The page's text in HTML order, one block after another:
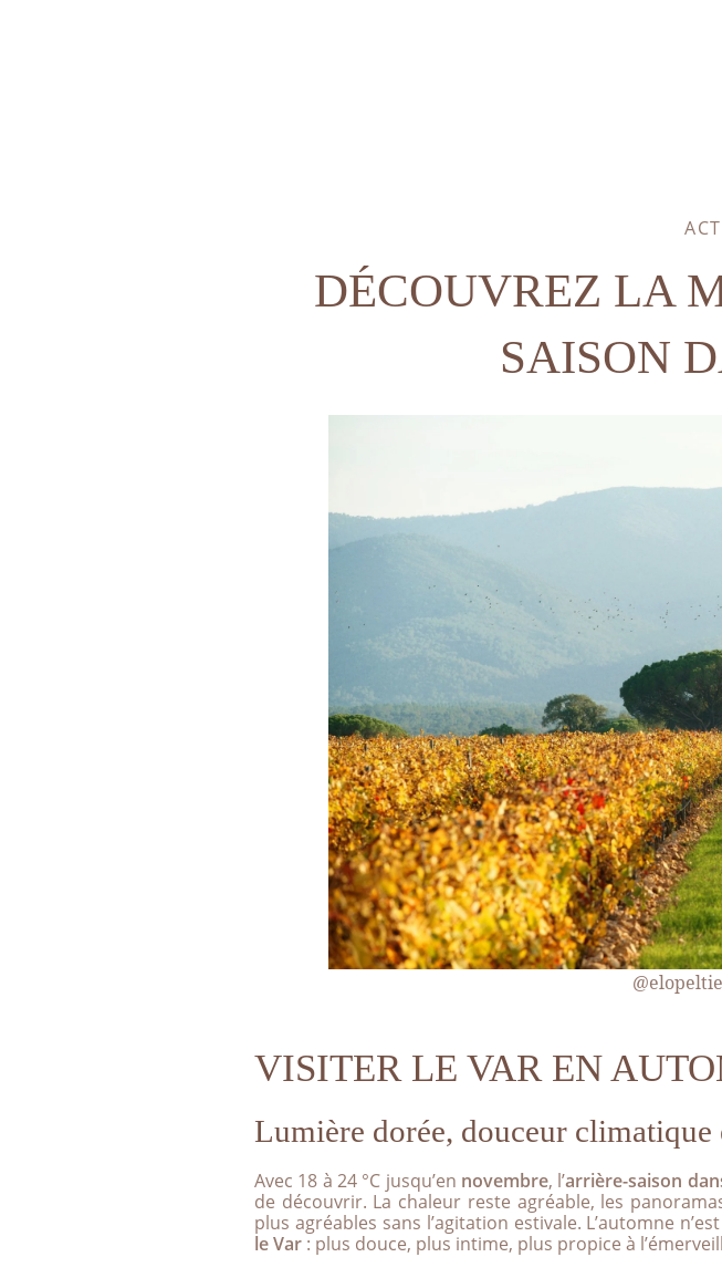
DÉCOUVREZ LA
SAISON
VISITER LE VAR EN
Lumière dorée, douceur climatique
Avec 18 à 24 °C jusqu’en novembre, l’arrière-saison
de découvrir. La chaleur reste agréable, les
plus agréables sans l’agitation estivale. L’automne
le Var : plus douce, plus intime, plus propice à
HÉBERGEMENT
RESTAURANT
ENVIRONNEMENT
Galerie photos et Vidéo
RÉSERVER VOTRE CHAMBRE
RÉSERVER VOTRE LOCATION
DÉCOUVRIR NOTRE BOUTIQUE